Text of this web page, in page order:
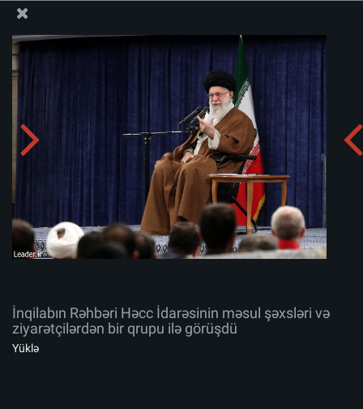
Ali Məqamlı Rəhbərin informasiya bloku
İnqilabın Rəhbəri Həcc İdarəsinin məsul şəxsləri və
ziyarətçilərdən bir qrupu ilə görüşdü
Albomu yüklə:
İnqilabın Rəhbəri Həcc İdarəsinin məsul şəxsləri və
ziyarətçilərdən bir qrupu ilə görüşdü
Yüklə